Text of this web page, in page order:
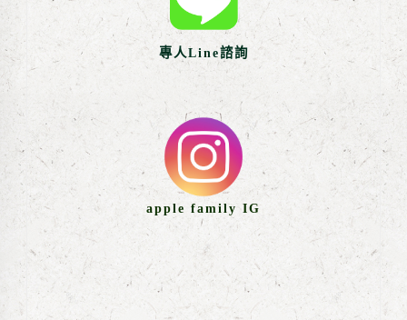
專人Line諮詢
apple family IG